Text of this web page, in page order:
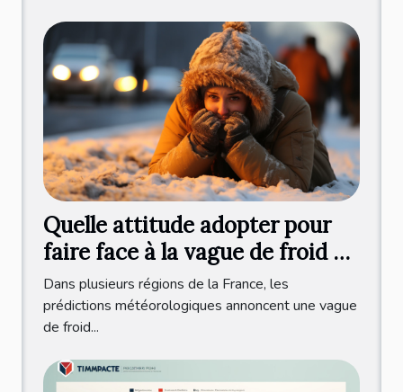
Quelle attitude adopter pour
faire face à la vague de froid en
France ?
Dans plusieurs régions de la France, les
prédictions météorologiques annoncent une vague
de froid...